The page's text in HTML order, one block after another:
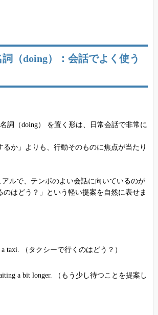
詞（doing）：会話でよく使う
詞（doing） を置く形は、日常会話で非常に
るか」よりも、行動そのものに焦点が当たり
アルで、テンポのよい会話に向いているのが
のはどう？」という軽い提案を自然に表せま
a taxi. （タクシーで行くのはどう？）
a bit longer. （もう少し待つことを提案し